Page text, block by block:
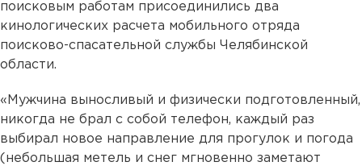
поисковым работам присоединились два
кинологических расчета мобильного отряда
поисково-спасательной службы Челябинской
области.
«Мужчина выносливый и физически подготовленный,
никогда не брал с собой телефон, каждый раз
выбирал новое направление для прогулок и погода
(небольшая метель и снег мгновенно заметают